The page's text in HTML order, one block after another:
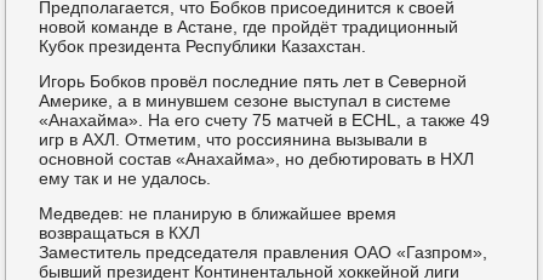
Предполагается, что Бобков присоединится к своей
новой команде в Астане, где пройдёт традиционный
Кубок президента Республики Казахстан.
Игорь Бобков провёл последние пять лет в Северной
Америке, а в минувшем сезоне выступал в системе
«Анахайма». На его счету 75 матчей в ECHL, а также 49
игр в АХЛ. Отметим, что россиянина вызывали в
основной состав «Анахайма», но дебютировать в НХЛ
ему так и не удалось.
Медведев: не планирую в ближайшее время
возвращаться в КХЛ
Заместитель председателя правления ОАО «Газпром»,
бывший президент Континентальной хоккейной лиги